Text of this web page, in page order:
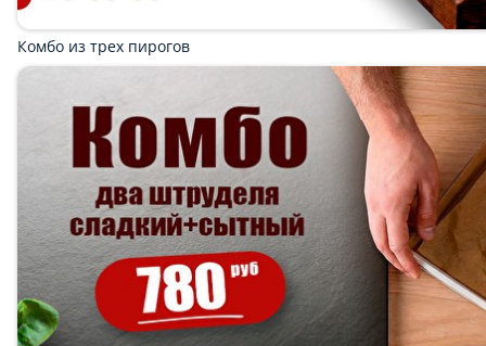
Мы рекомендуем
Популярное